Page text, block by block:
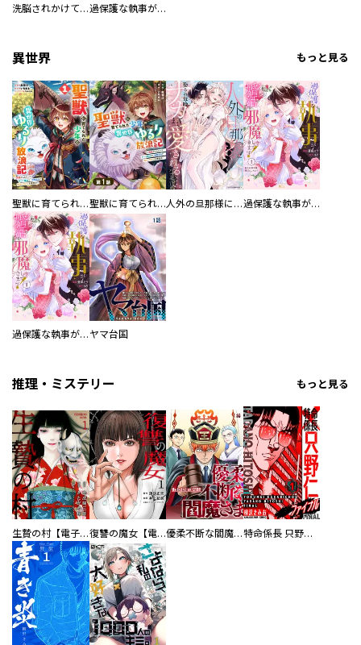
洗脳されかけていた悪役令嬢ですが家出を決意しました。【電子単行本版／特典おまけ付き】 過保護な執事が私の婚活を邪魔してきます！ 分冊版
異世界 もっと見る
聖獣に育てられた少年の異世界ゆるり放浪記～神様からもらったチート魔法で、仲間たちとスローライフを満喫中～ 聖獣に育てられた少年の異世界ゆるり放浪記～神様からもらったチート魔法で、仲間たちとスローライフを満喫中～【分冊版】 人外の旦那様に娶られ毎晩ナカまで愛される…。アンソロジー 過保護な執事が私の婚活を邪魔してきます！ 分冊版
過保護な執事が私の婚活を邪魔してきます！ ヤマ台国
推理・ミステリー もっと見る
生贄の村【電子単行本版】 復讐の魔女【電子単行本版】 優柔不断な閻魔さま 特命係長 只野仁ファイナル 愛蔵版